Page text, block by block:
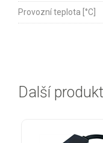
Provozní teplota [°C]
Další